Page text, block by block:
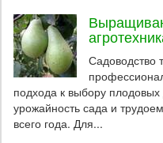
Садоводство
подхода к выбору плодовых
урожайность сада и
всего года. Для...